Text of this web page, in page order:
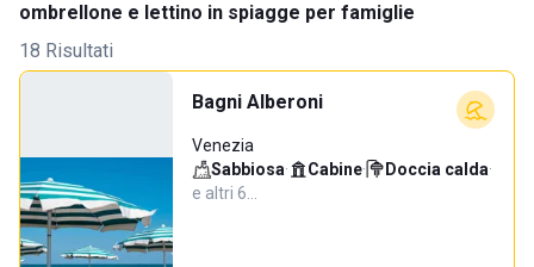
ombrellone e lettino in spiagge per famiglie
18 Risultati
Bagni Alberoni
Venezia
Sabbiosa· Cabine· Doccia calda·
e altri 6…